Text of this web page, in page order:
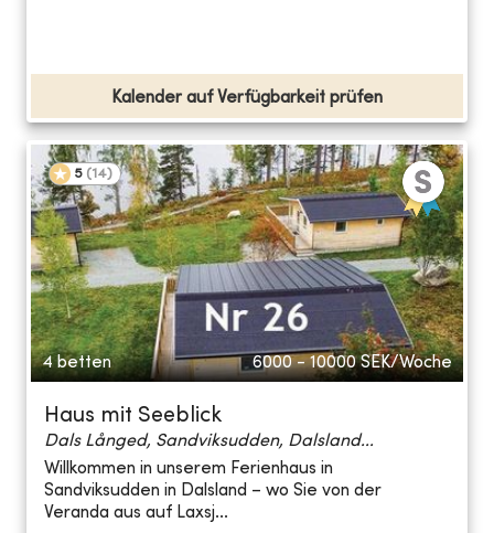
Kalender auf Verfügbarkeit prüfen
5 (14)
4 betten 6000 - 10000 SEK/Woche
Haus mit Seeblick
Dals Långed, Sandviksudden, Dalsland...
Willkommen in unserem Ferienhaus in
Sandviksudden in Dalsland – wo Sie von der
Veranda aus auf Laxsj...